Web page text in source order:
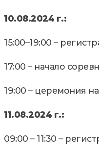
10.08.2024 г.:
15:00–19:00 –
17:00 – начало
19:00 – церемония
11.08.2024 г.:
09:00 – 11:30 –